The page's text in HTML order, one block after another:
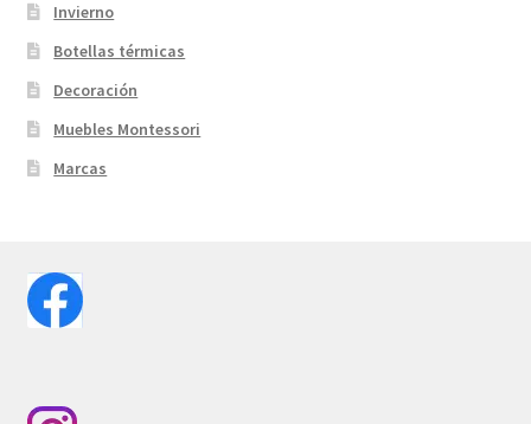
Invierno
Botellas térmicas
Decoración
Muebles Montessori
Marcas